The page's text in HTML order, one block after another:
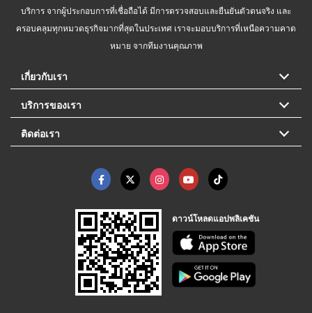
บริการ จากผู้ประกอบการที่เชื่อถือได้ มีการตรวจสอบและยืนยันตัวตนจริง และ
ครอบคลุมทุกหมวดธุรกิจมากที่สุดในประเทศ เราจะมอบบริการที่เหนือความคาด
หมาย จากทีมงานคุณภาพ
เกี่ยวกับเรา
บริการของเรา
ติดต่อเรา
ดาวน์โหลดแอปพลิเคชัน